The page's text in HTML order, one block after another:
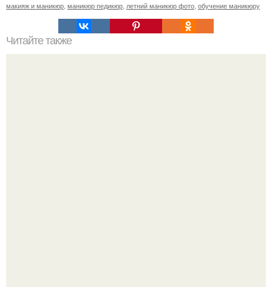
макияж и маникюр маникюр педикюр летний маникюр фото обучение маникюру
Читайте также